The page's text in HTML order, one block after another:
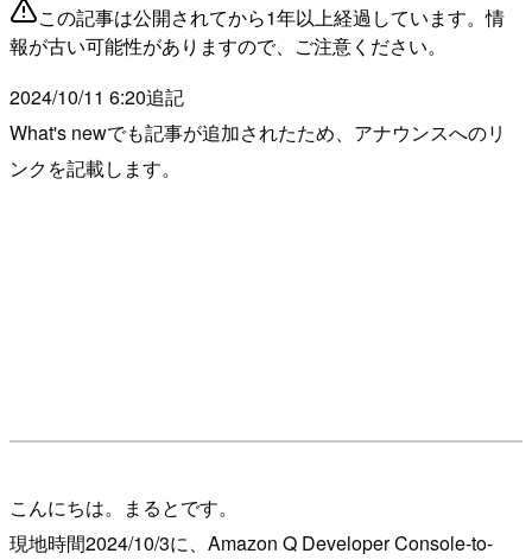
この記事は公開されてから1年以上経過しています。情
報が古い可能性がありますので、ご注意ください。
2024/10/11 6:20追記
What's newでも記事が追加されたため、アナウンスへのリ
ンクを記載します。
こんにちは。まるとです。
現地時間2024/10/3に、Amazon Q Developer Console-to-